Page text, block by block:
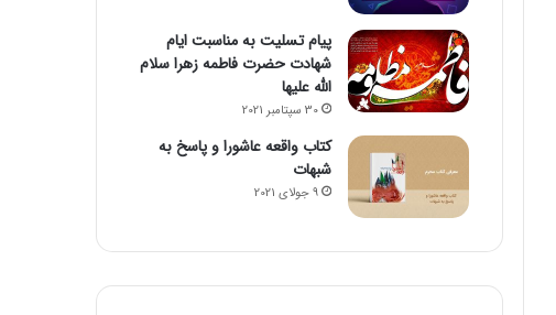
پیام تسلیت به مناسبت ایام
شهادت حضرت فاطمه زهرا سلام
الله علیها
30 سپتامبر 2021
کتاب واقعه عاشورا و پاسخ به
شبهات
9 جولای 2021